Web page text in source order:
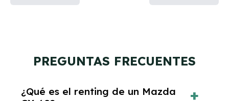
PREGUNTAS FRECUENTES
¿Qué es el renting de un Mazda